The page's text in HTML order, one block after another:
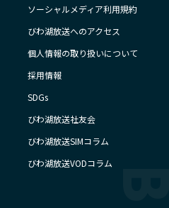
ソーシャルメディア利用規約
びわ湖放送へのアクセス
個人情報の取り扱いについて
採用情報
SDGs
びわ湖放送社友会
びわ湖放送SIMコラム
びわ湖放送VODコラム